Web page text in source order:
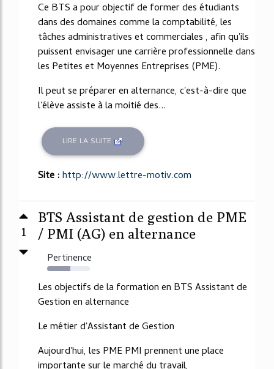
Ce BTS a pour objectif de former des étudiants
dans des domaines comme la comptabilité, les
tâches administratives et commerciales , afin qu'ils
puissent envisager une carrière professionnelle dans
les Petites et Moyennes Entreprises (PME).
Il peut se préparer en alternance, c'est-à-dire que
l'élève assiste à la moitié des...
LIRE LA SUITE
Site :http://www.lettre-motiv.com
1
BTS Assistant de gestion de PME
/ PMI (AG) en alternance
Pertinence
54%
Les objectifs de la formation en BTS Assistant de
Gestion en alternance
Le métier d'Assistant de Gestion
Aujourd'hui, les PME PMI prennent une place